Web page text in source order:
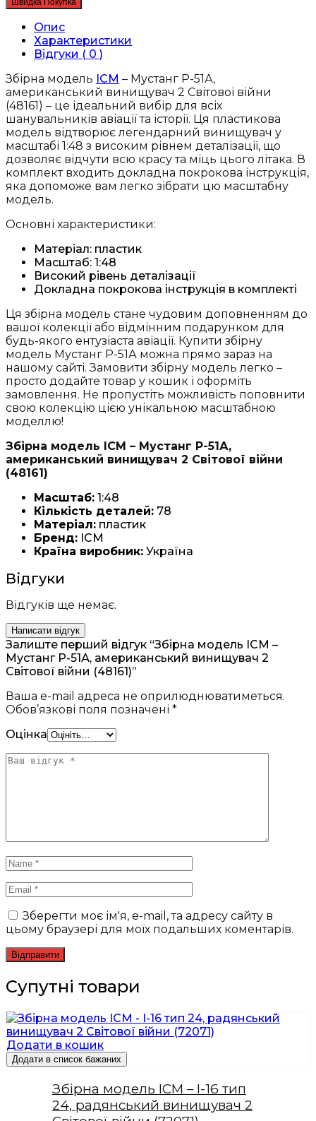
Мустанг
Р-51А,
американський
винищувач
Світової
війни
(48161)
кількість
Швидка Покупка
Опис
Характеристики
Відгуки ( 0 )
Збірна модель ICM – Мустанг Р-51А,
американський винищувач 2 Світової війни
(48161) – це ідеальний вибір для всіх
шанувальників авіації та історії. Ця пластикова
модель відтворює легендарний винищувач у
масштабі 1:48 з високим рівнем деталізації, що
дозволяє відчути всю красу та міць цього літака. В
комплект входить докладна покрокова інструкція,
яка допоможе вам легко зібрати цю масштабну
модель.
Основні характеристики:
Матеріал: пластик
Масштаб: 1:48
Високий рівень деталізації
Докладна покрокова інструкція в комплекті
Ця збірна модель стане чудовим доповненням до
вашої колекції або відмінним подарунком для
будь-якого ентузіаста авіації. Купити збірну
модель Мустанг Р-51А можна прямо зараз на
нашому сайті. Замовити збірну модель легко –
просто додайте товар у кошик і оформіть
замовлення. Не пропустіть можливість поповнити
свою колекцію цією унікальною масштабною
моделлю!
Збірна модель ICM – Мустанг Р-51А,
американський винищувач 2 Світової війни
(48161)
Масштаб: 1:48
Кількість деталей: 78
Матеріал: пластик
Бренд: ICM
Країна виробник: Україна
Відгуки
Відгуків ще немає.
Написати відгук
Залиште перший відгук “Збірна модель ICM –
Мустанг Р-51А, американський винищувач 2
Світової війни (48161)”
Ваша e-mail адреса не оприлюднюватиметься.
Обов’язкові поля позначені *
Оцінка
Зберегти моє ім'я, e-mail, та адресу сайту в
цьому браузері для моїх подальших коментарів.
Супутні товари
Додати в кошик
Додати в список бажаних
Збірна модель ICM – І-16 тип
24, радянський винищувач 2